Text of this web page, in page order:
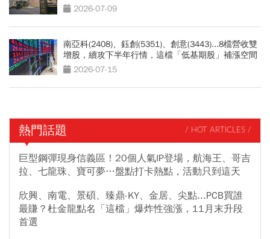
2026-07-09
南亞科(2408)、鈺創(5351)、創意(3443)...8檔營收雙
增股，續攻下半年行情，這檔「低基期股」補漲空間
最大2026-07-15
熱門話題 / HOT ARTICLES /
巨型鋼彈現身信義區！20個人氣IP登場，航海王、哥吉
拉、七龍珠、寶可夢…盤點打卡熱點，活動只到這天
欣興、南電、景碩、臻鼎-KY、金居、尖點...PCB買誰
最賺？杜金龍點名「這檔」爆炸性強漲，11月末升段
首選